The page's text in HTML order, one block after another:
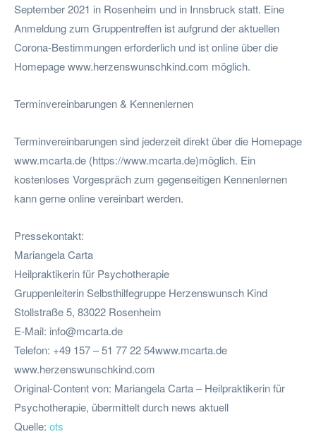
September 2021 in Rosenheim und in Innsbruck statt. Eine
Anmeldung zum Gruppentreffen ist aufgrund der aktuellen
Corona-Bestimmungen erforderlich und ist online über die
Homepage www.herzenswunschkind.com möglich.
Terminvereinbarungen & Kennenlernen
Terminvereinbarungen sind jederzeit direkt über die Homepage
www.mcarta.de (https://www.mcarta.de)möglich. Ein
kostenloses Vorgespräch zum gegenseitigen Kennenlernen
kann gerne online vereinbart werden.
Pressekontakt:
Mariangela Carta
Heilpraktikerin für Psychotherapie
Gruppenleiterin Selbsthilfegruppe Herzenswunsch Kind
Stollstraße 5, 83022 Rosenheim
E-Mail: info@mcarta.de
Telefon: +49 157 – 51 77 22 54www.mcarta.de
www.herzenswunschkind.com
Original-Content von: Mariangela Carta – Heilpraktikerin für
Psychotherapie, übermittelt durch news aktuell
Quelle: ots